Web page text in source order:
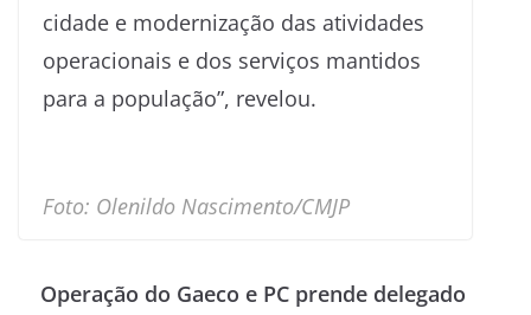
cidade e modernização das atividades
operacionais e dos serviços mantidos
para a população”, revelou.
Foto: Olenildo Nascimento/CMJP
Operação do Gaeco e PC prende delegado